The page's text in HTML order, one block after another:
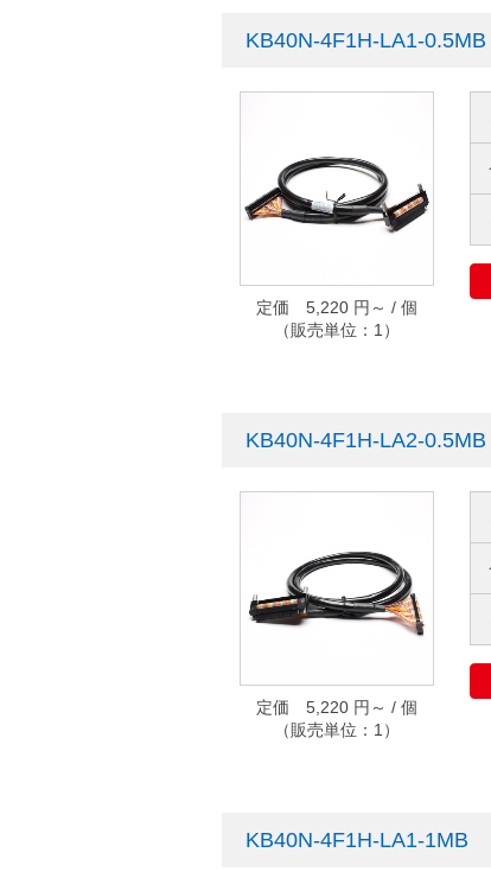
KB40N-4F1H-LA1-0.5MB
定価 5,220 円～ / 個
（販売単位：1）
KB40N-4F1H-LA2-0.5MB
定価 5,220 円～ / 個
（販売単位：1）
KB40N-4F1H-LA1-1MB